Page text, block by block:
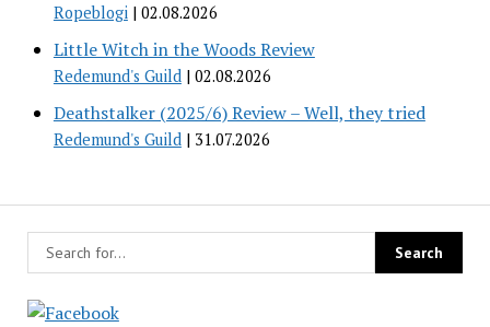
Ropeblogi 02.08.2026
Little Witch in the Woods Review
Redemund's Guild 02.08.2026
Deathstalker (2025/6) Review – Well, they tried
Redemund's Guild 31.07.2026